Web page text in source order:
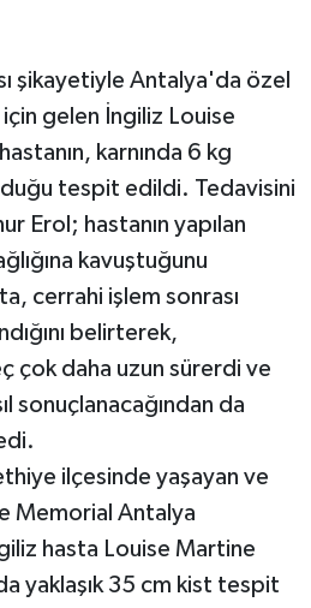
şikayetiyle Antalya'da özel
gelen İngiliz Louise
karnında 6 kg
tespit edildi. Tedavisini
Erol; hastanın yapılan
kavuştuğunu
cerrahi işlem sonrası
belirterek,
çok daha uzun sürerdi ve
sonuçlanacağından da
ilçesinde yaşayan ve
Memorial Antalya
hasta Louise Martine
yaklaşık 35 cm kist tespit